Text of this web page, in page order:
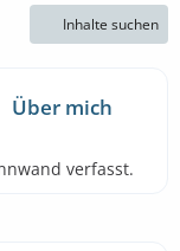
Inhalte suchen
Über mich
verfasst.